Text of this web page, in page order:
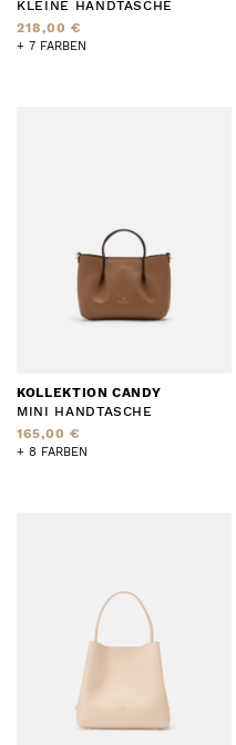
KLEINE HANDTASCHE
218,00 €
+ 7 FARBEN
KOLLEKTION CANDY
MINI HANDTASCHE
165,00 €
+ 8 FARBEN